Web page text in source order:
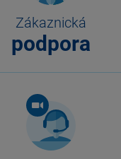
Zákaznická
podpora